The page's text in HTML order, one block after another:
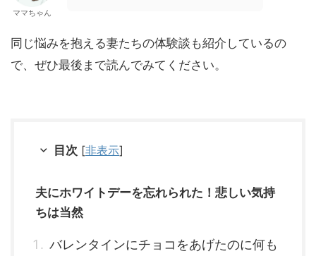
ママちゃん
同じ悩みを抱える妻たちの体験談も紹介しているの
で、ぜひ最後まで読んでみてください。
目次 [非表示]
夫にホワイトデーを忘れられた！悲しい気持
ちは当然
バレンタインにチョコをあげたのに何も